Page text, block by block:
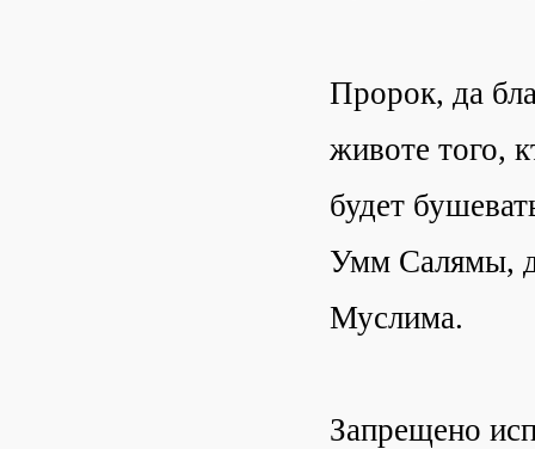
Пророк, да
животе того,
будет
Умм Салямы,
Муслима.
Запрещено